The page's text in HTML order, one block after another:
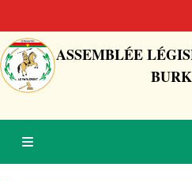
ASSEMBLÉE